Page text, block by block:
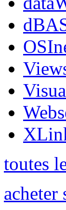
toutes
acheter